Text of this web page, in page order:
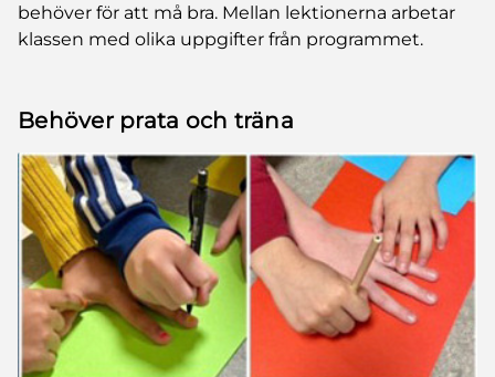
behöver för att må bra. Mellan lektionerna arbetar
klassen med olika uppgifter från programmet.
Behöver prata och träna